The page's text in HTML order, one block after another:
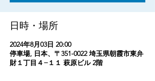
日時・場所
2024年8月03日 20:00
停車場, 日本、〒351-0022 埼玉県朝霞市東弁
財１丁目４−１１ 萩原ビル 2階